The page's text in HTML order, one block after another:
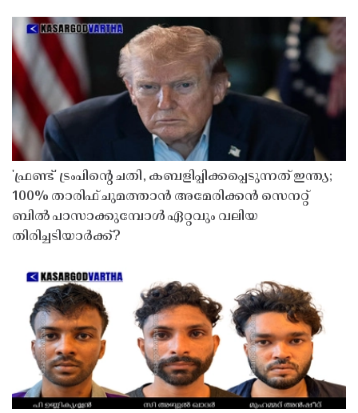
'ഫ്രണ്ട്' ട്രംപിന്റെ ചതി, കബളിപ്പിക്കപ്പെടുന്നത് ഇന്ത്യ;
100% താരിഫ് ചുമത്താൻ അമേരിക്കൻ സെനറ്റ്
ബിൽ പാസാക്കുമ്പോൾ ഏറ്റവും വലിയ
തിരിച്ചടിയാർക്ക്?